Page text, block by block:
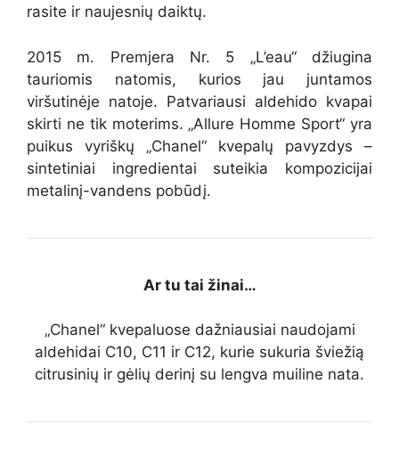
rasite ir naujesnių daiktų.
2015 m. Premjera Nr. 5 „L’eau“ džiugina
tauriomis natomis, kurios jau juntamos
viršutinėje natoje. Patvariausi aldehido kvapai
skirti ne tik moterims. „Allure Homme Sport“ yra
puikus vyriškų „Chanel“ kvepalų pavyzdys –
sintetiniai ingredientai suteikia kompozicijai
metalinį-vandens pobūdį.
Ar tu tai žinai…
„Chanel“ kvepaluose dažniausiai naudojami
aldehidai C10, C11 ir C12, kurie sukuria šviežią
citrusinių ir gėlių derinį su lengva muiline nata.